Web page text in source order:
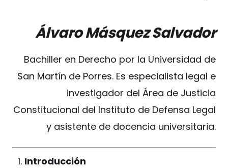
Álvaro Másquez Salvador
Bachiller en Derecho por la Universidad de
San Martín de Porres. Es especialista legal e
investigador del Área de Justicia
Constitucional del Instituto de Defensa Legal
y asistente de docencia universitaria.
Introducción